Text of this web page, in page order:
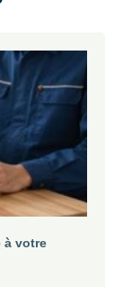
à votre